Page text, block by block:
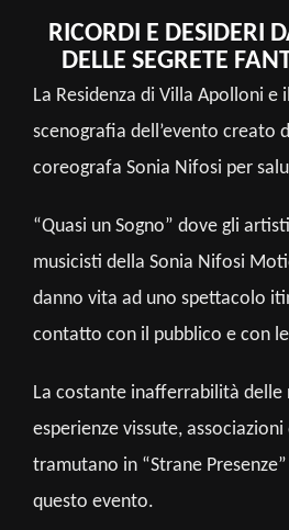
RICORDI E DESIDERI
DELLE SEGRETE
La Residenza di Villa Apolloni e
scenografia dell’evento creato
coreografa Sonia Nifosi per
“Quasi un Sogno” dove gli
musicisti della Sonia Nifosi
danno vita ad uno spettacolo
contatto con il pubblico e con
La costante inafferrabilità delle
esperienze vissute, associazioni
tramutano in “Strane
questo evento.